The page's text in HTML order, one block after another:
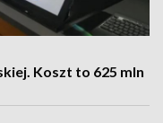
Koszt to 625 mln